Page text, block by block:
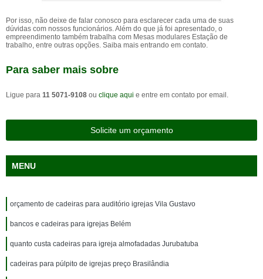
Por isso, não deixe de falar conosco para esclarecer cada uma de suas
dúvidas com nossos funcionários. Além do que já foi apresentado, o
empreendimento também trabalha com Mesas modulares Estação de
trabalho, entre outras opções. Saiba mais entrando em contato.
Para saber mais sobre
Ligue para 11 5071-9108 ou clique aqui e entre em contato por email.
Solicite um orçamento
MENU
orçamento de cadeiras para auditório igrejas Vila Gustavo
bancos e cadeiras para igrejas Belém
quanto custa cadeiras para igreja almofadadas Jurubatuba
cadeiras para púlpito de igrejas preço Brasilândia